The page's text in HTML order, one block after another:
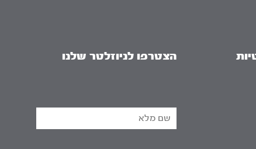
הצטרפו לניוזלטר שלנו